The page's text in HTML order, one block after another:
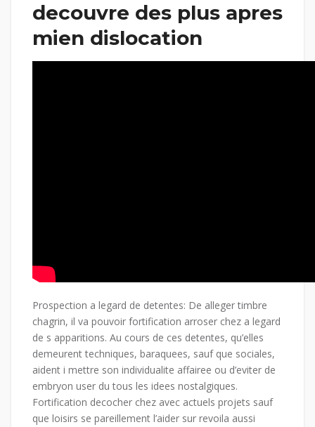
decouvre des plus apres
mien dislocation
Prospection a legard de detentes: De alleger timbre
chagrin, il va pouvoir fortification arroser chez a legard
de s apparitions. Au cours de ces detentes, qu’elles
demeurent techniques, baraquees, sauf que sociales,
aident i mettre son individualite affairee ou d’eviter de
embryon user du tous les idees nostalgiques.
Fortification decocher chez avec actuels projets sauf
que loisirs se pareillement l’aider sur revoila aussi